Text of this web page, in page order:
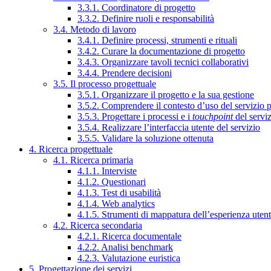
3.3.1. Coordinatore di progetto
3.3.2. Definire ruoli e responsabilità
3.4. Metodo di lavoro
3.4.1. Definire processi, strumenti e rituali
3.4.2. Curare la documentazione di progetto
3.4.3. Organizzare tavoli tecnici collaborativi
3.4.4. Prendere decisioni
3.5. Il processo progettuale
3.5.1. Organizzare il progetto e la sua gestione
3.5.2. Comprendere il contesto d’uso del servizio
3.5.3. Progettare i processi e i touchpointdel
3.5.4. Realizzare l’interfaccia utente del servizio
3.5.5. Validare la soluzione ottenuta
4. Ricerca progettuale
4.1. Ricerca primaria
4.1.1. Interviste
4.1.2. Questionari
4.1.3. Test di usabilità
4.1.4. Web analytics
4.1.5. Strumenti di mappatura dell’esperienza
4.2. Ricerca secondaria
4.2.1. Ricerca documentale
4.2.2. Analisi benchmark
4.2.3. Valutazione euristica
5. Progettazione dei servizi